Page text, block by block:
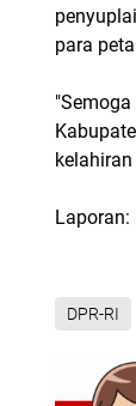
para
Laporan:
DPR-RI